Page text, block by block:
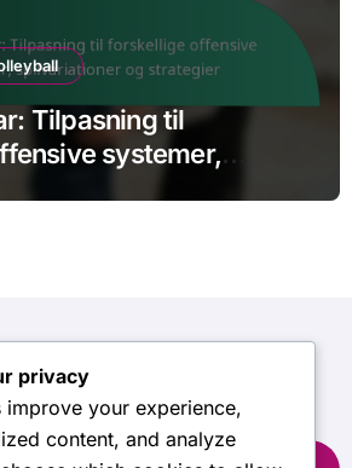
Tilpasning til
systemer,
privacy
improve your experience,
content, and analyze